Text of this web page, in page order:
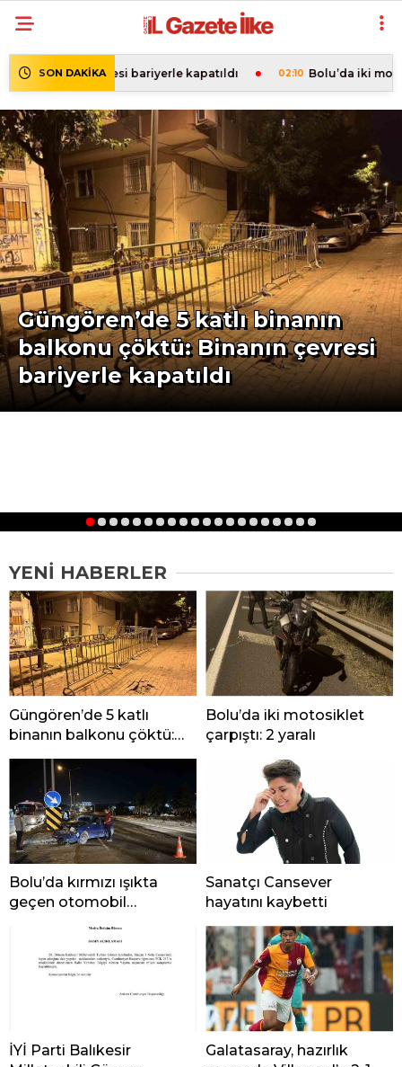
SON DAKİKA
kapatıldı 02:10 Bolu’da iki motosiklet çarpıştı: 2 yaralı
Güngören’de 5 katlı binanın
balkonu çöktü: Binanın çevresi
bariyerle kapatıldı
1 2 3 4 5 6 7 8 9 10 11 12 13 14 15 16 17 18 19 20
YENI HABERLER
Güngören’de 5 katlı
binanın balkonu çöktü:
kapatıldı
Bolu’da iki motosiklet
çarpıştı: 2 yaralı
Bolu’da kırmızı ışıkta
geçen otomobil
kamyonla çarpıştı
Sanatçı Cansever
hayatını kaybetti
İYİ Parti Balıkesir
Galatasaray, hazırlık